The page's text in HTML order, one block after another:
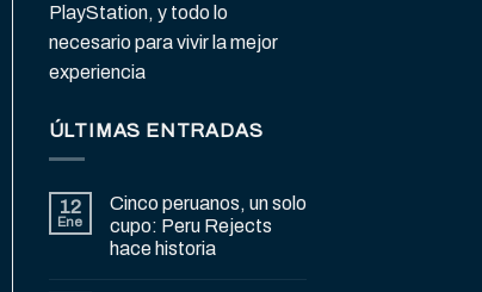
PlayStation, y todo lo
necesario para vivir la mejor
experiencia
ÚLTIMAS ENTRADAS
12
Ene
Cinco peruanos, un solo
cupo: Peru Rejects
hace historia